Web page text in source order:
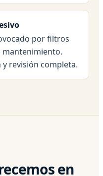
por filtros
y revisión completa.
en